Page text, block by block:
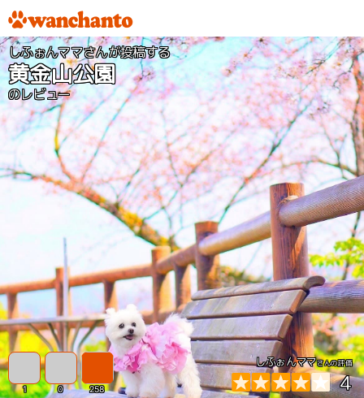
しふぉんママさんが投稿する
黄金山公園
のレビュー
しふぉんママさんの評価
4
1 0 258